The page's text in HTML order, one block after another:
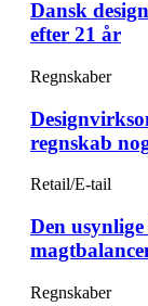
Dansk
efter 21 år
Regnskaber
regnskab
Retail/E-tail
Den
Regnskaber